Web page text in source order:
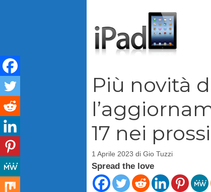
Più novità
17 nei
1 Aprile 2023 di Gio Tuzzi
Spread the love